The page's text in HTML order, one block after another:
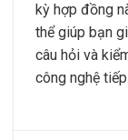
kỳ hợp đồng
thể giúp bạn
câu hỏi và
công nghệ